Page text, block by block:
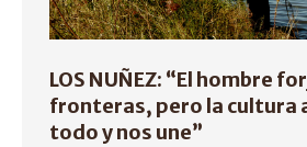
LOS NUÑEZ: “El hombre
fronteras, pero la cultura
todo y nos une”